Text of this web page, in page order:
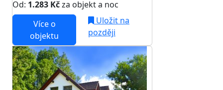
Od: 1.283 Kčza objekt a noc
Více o
objektu
Uložit na
později